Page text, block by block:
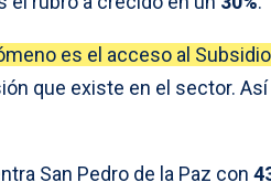
es el acceso al
que existe en el sector.
San Pedro de la Paz con